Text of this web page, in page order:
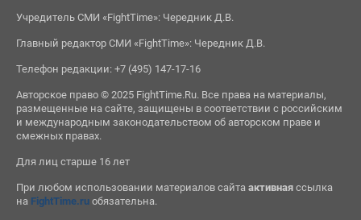
Учредитель СМИ «FightTime»: Чередник Д.В.
Главный редактор СМИ «FightTime»: Чередник Д.В.
Телефон редакции: +7 (495) 147-17-16
Авторское право © 2025 FightTime.Ru. Все права на материалы,
размещенные на сайте, защищены в соответствии с российским
и международным законодательством об авторском праве и
смежных правах.
Для лиц старше 16 лет
При любом использовании материалов сайта активнаяссылка
на FightTime.ruобязательна.